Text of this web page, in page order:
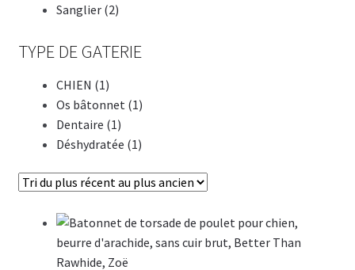
Sanglier (2)
TYPE DE GATERIE
CHIEN (1)
Os bâtonnet (1)
Dentaire (1)
Déshydratée (1)